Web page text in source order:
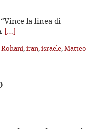
la linea di
[…]
Rohani,iran,israele,Matteo